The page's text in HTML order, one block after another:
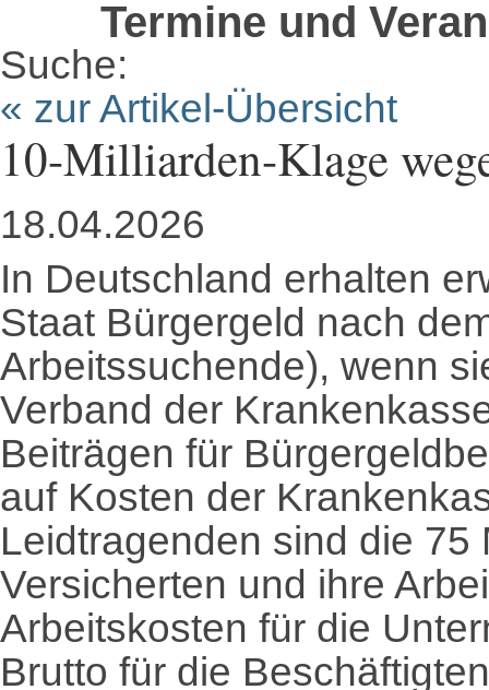
Termine und
Suche:
« zur Artikel-Übersicht
10-Milliarden-Klage
18.04.2026
In Deutschland erhalten
Staat Bürgergeld nach
Arbeitssuchende), wenn
Verband der
Beiträgen für
auf Kosten der
Leidtragenden sind die 75
Versicherten und ihre
Arbeitskosten für die
Brutto für die